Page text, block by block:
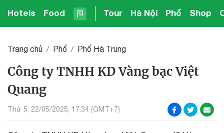
Hotels Food Tour Hà Nội Phố Shop
Trang chủ Phố Phố Hà Trung
Công ty TNHH KD Vàng bạc Việt
Quang
Thứ 5, 22/05/2025, 17:34 (GMT+7)